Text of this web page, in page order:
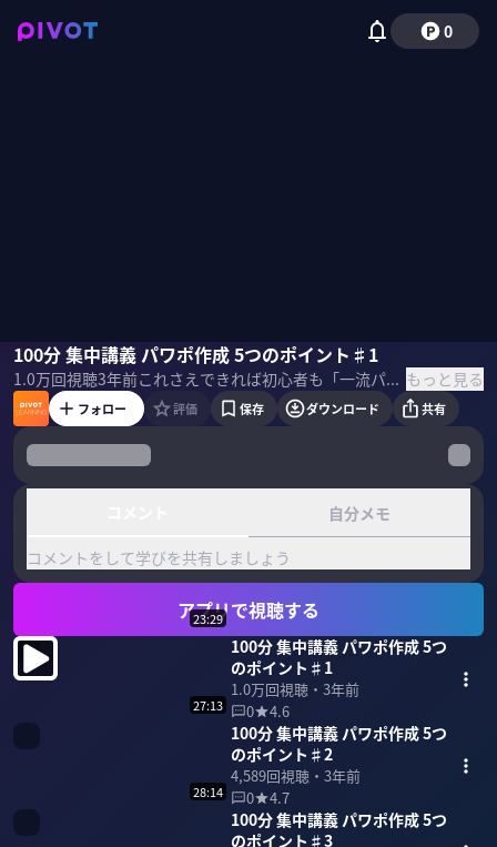
0
100分 集中講義 パワポ作成 5つのポイント♯1
1.0万回視聴3年前 これさえできれば初心者も「一流パワポマスター」になれる！PIVOTの国山ハセンがパワーポイントの資料を作るスキルを「パワポ芸人」トヨマネさんから学びます。 ＜ゲスト＞ 豊間根青地（トヨマネ・セイチ） パワポ芸人／シリョサク株式会社 代表 1994年東京都生まれ。東京大学工学部卒。2017年サントリーホールディングス入社。「パワポ芸人」として活動し、Twitter（@toyomane）のフォロワーは11万人以上。2022年に独立し、シリョサク株式会社を創業。著書『秒で伝わるパワポ術』『秒で使えるパワポ術』。 ＜目次＞ もっと見る
豊間根青地国山ハセン
フォロー 評価 保存 ダウンロード 共有
自分メモ
コメントをして学びを共有しましょう
アプリで視聴する
23:29
100分 集中講義 パワポ作成 5つ
のポイント♯1
1.0万回視聴・ 3年前
0
4.6
27:13
100分 集中講義 パワポ作成 5つ
のポイント♯2
4,589回視聴・ 3年前
0
4.7
28:14
100分 集中講義 パワポ作成 5つ
のポイント♯3